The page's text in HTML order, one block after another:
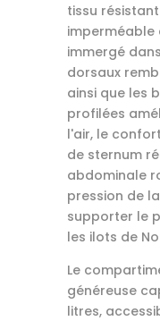
tissu
imperméable
immergé
dorsaux
ainsi que les
profilées
l'air, le
de sternum
abdominale
pression de
supporter le
les ilots de
Le
généreuse
litres,